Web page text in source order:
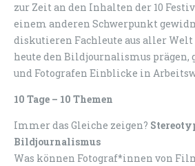
zur Zeit an den Inhalten der 10
einem anderen Schwerpunkt
diskutieren Fachleute aus aller
heute den Bildjournalismus prägen,
und Fotografen Einblicke in
10 Tage – 10 Themen
Immer das Gleiche zeigen?
Bildjournalismus
Was können Fotograf*innen von